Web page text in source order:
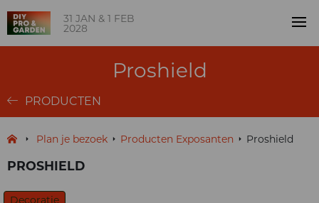
31 JAN & 1 FEB
2028
Proshield
PRODUCTEN
Plan je bezoek Producten Exposanten Proshield
PROSHIELD
Decoratie